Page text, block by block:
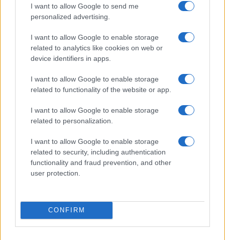
I want to allow Google to send me
personalized advertising.
I want to allow Google to enable storage
related to analytics like cookies on web or
device identifiers in apps.
I want to allow Google to enable storage
related to functionality of the website or app.
I want to allow Google to enable storage
related to personalization.
I want to allow Google to enable storage
related to security, including authentication
functionality and fraud prevention, and other
user protection.
CONFIRM
Brent chute de 8,3 % : le pétrole en net repli malgré un or
résilient